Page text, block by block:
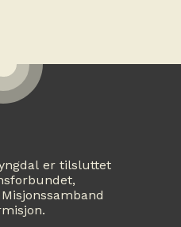
er tilsluttet